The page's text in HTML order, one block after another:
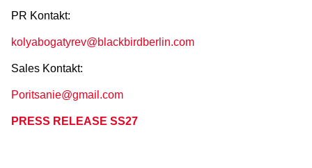
PR Kontakt:
kolyabogatyrev@blackbirdberlin.com
Sales Kontakt:
Poritsanie@gmail.com
PRESS RELEASE SS27